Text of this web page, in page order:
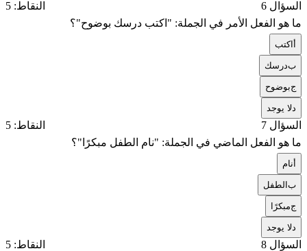
السؤال 6
النقاط: 5
ما هو الفعل الأمر في الجملة: "اكتب درسك بوضوح"؟
اكتب
بدرسك
جبوضوح
لا يوجد
السؤال 7
النقاط: 5
ما هو الفعل الماضي في الجملة: "نام الطفل مبكرًا"؟
نام
بالطفل
جمبكرًا
لا يوجد
السؤال 8
النقاط: 5